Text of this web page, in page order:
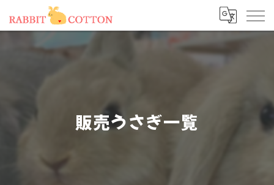
販売うさぎ一覧